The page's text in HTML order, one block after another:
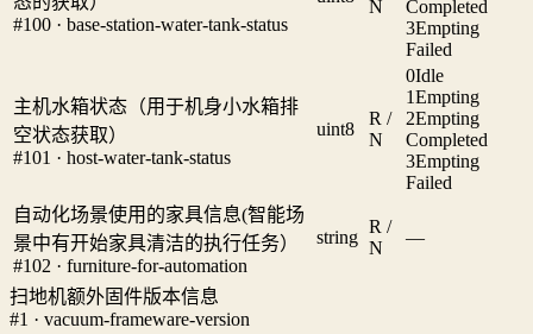
#100 · base-station-water-tank-status
N
Completed
3Empting
Failed
主机水箱状态（用于机身小水箱排
空状态获取）
#101 · host-water-tank-status
uint8
R /
N
0Idle
1Empting
2Empting
Completed
3Empting
Failed
自动化场景使用的家具信息(智能场
景中有开始家具清洁的执行任务）
#102 · furniture-for-automation
string
R /
N
—
扫地机额外固件版本信息
#1 · vacuum-frameware-version